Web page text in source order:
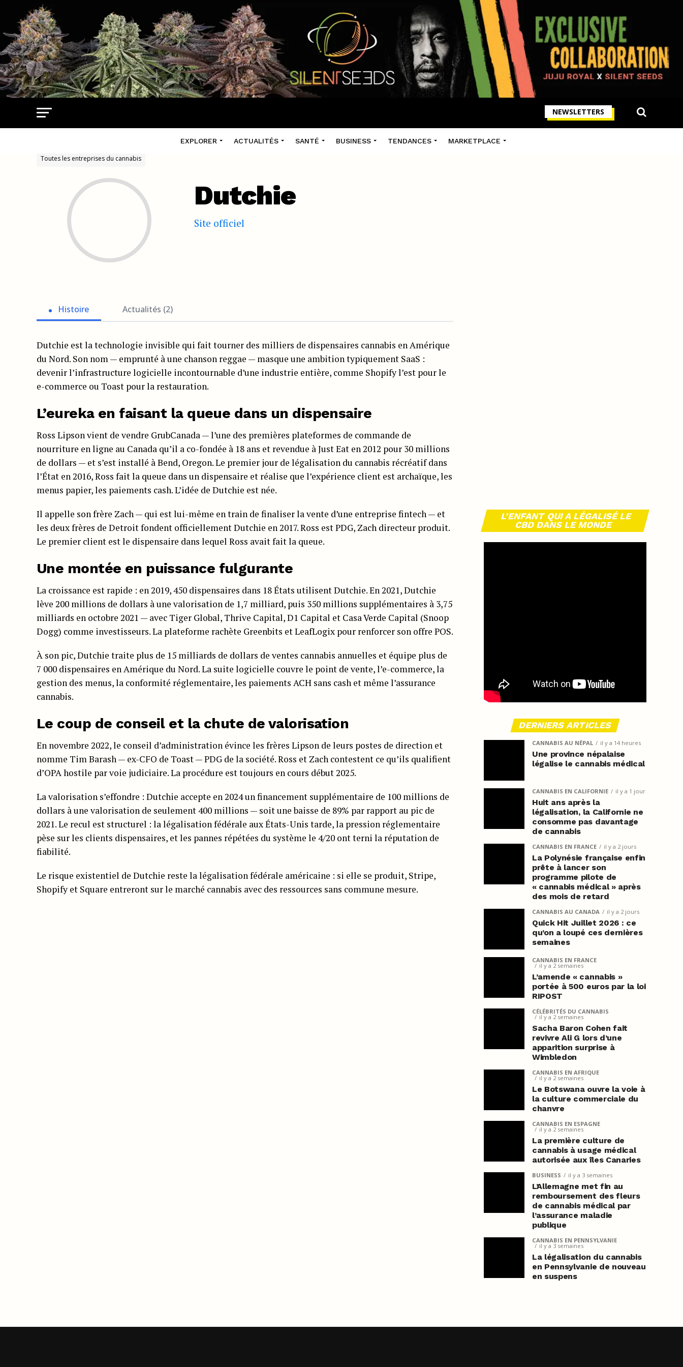
NEWSLETTERS
EXPLORER ACTUALITÉS SANTÉ BUSINESS TENDANCES MARKETPLACE
Toutes les entreprises du cannabis
Dutchie
Site officiel
Histoire Actualités (2)
Dutchie est la technologie invisible qui fait tourner des milliers de dispensaires cannabis en Amérique
du Nord. Son nom — emprunté à une chanson reggae — masque une ambition typiquement SaaS :
devenir l’infrastructure logicielle incontournable d’une industrie entière, comme Shopify l’est pour le
e-commerce ou Toast pour la restauration.
L’eureka en faisant la queue dans un dispensaire
Ross Lipson vient de vendre GrubCanada — l’une des premières plateformes de commande de
nourriture en ligne au Canada qu’il a co-fondée à 18 ans et revendue à Just Eat en 2012 pour 30 millions
de dollars — et s’est installé à Bend, Oregon. Le premier jour de légalisation du cannabis récréatif dans
l’État en 2016, Ross fait la queue dans un dispensaire et réalise que l’expérience client est archaïque, les
menus papier, les paiements cash. L’idée de Dutchie est née.
Il appelle son frère Zach — qui est lui-même en train de finaliser la vente d’une entreprise fintech — et
les deux frères de Detroit fondent officiellement Dutchie en 2017. Ross est PDG, Zach directeur produit.
Le premier client est le dispensaire dans lequel Ross avait fait la queue.
Une montée en puissance fulgurante
La croissance est rapide : en 2019, 450 dispensaires dans 18 États utilisent Dutchie. En 2021, Dutchie
lève 200 millions de dollars à une valorisation de 1,7 milliard, puis 350 millions supplémentaires à 3,75
milliards en octobre 2021 — avec Tiger Global, Thrive Capital, D1 Capital et Casa Verde Capital (Snoop
Dogg) comme investisseurs. La plateforme rachète Greenbits et LeafLogix pour renforcer son offre POS.
À son pic, Dutchie traite plus de 15 milliards de dollars de ventes cannabis annuelles et équipe plus de
7 000 dispensaires en Amérique du Nord. La suite logicielle couvre le point de vente, l’e-commerce, la
gestion des menus, la conformité réglementaire, les paiements ACH sans cash et même l’assurance
cannabis.
Le coup de conseil et la chute de valorisation
En novembre 2022, le conseil d’administration évince les frères Lipson de leurs postes de direction et
nomme Tim Barash — ex-CFO de Toast — PDG de la société. Ross et Zach contestent ce qu’ils qualifient
d’OPA hostile par voie judiciaire. La procédure est toujours en cours début 2025.
La valorisation s’effondre : Dutchie accepte en 2024 un financement supplémentaire de 100 millions de
dollars à une valorisation de seulement 400 millions — soit une baisse de 89% par rapport au pic de
2021. Le recul est structurel : la légalisation fédérale aux États-Unis tarde, la pression réglementaire
pèse sur les clients dispensaires, et les pannes répétées du système le 4/20 ont terni la réputation de
fiabilité.
Le risque existentiel de Dutchie reste la légalisation fédérale américaine : si elle se produit, Stripe,
Shopify et Square entreront sur le marché cannabis avec des ressources sans commune mesure.
L’ENFANT QUI A LÉGALISÉ LE
CBD DANS LE MONDE
DERNIERS ARTICLES
CANNABIS AU NÉPAL il y a 14 heures
Une province népalaise
légalise le cannabis médical
CANNABIS EN CALIFORNIE il y a 1 jour
Huit ans après la
légalisation, la Californie ne
consomme pas davantage
de cannabis
CANNABIS EN FRANCE il y a 2 jours
La Polynésie française enfin
prête à lancer son
programme pilote de
« cannabis médical » après
des mois de retard
CANNABIS AU CANADA il y a 2 jours
Quick Hit Juillet 2026 : ce
qu’on a loupé ces dernières
semaines
CANNABIS EN FRANCE
il y a 2 semaines
L’amende « cannabis »
portée à 500 euros par la loi
RIPOST
CÉLÉBRITÉS DU CANNABIS
il y a 2 semaines
Sacha Baron Cohen fait
revivre Ali G lors d’une
apparition surprise à
Wimbledon
CANNABIS EN AFRIQUE
il y a 2 semaines
Le Botswana ouvre la voie à
la culture commerciale du
chanvre
CANNABIS EN ESPAGNE
il y a 2 semaines
La première culture de
cannabis à usage médical
autorisée aux îles Canaries
BUSINESS il y a 3 semaines
L’Allemagne met fin au
remboursement des fleurs
de cannabis médical par
l’assurance maladie
publique
CANNABIS EN PENNSYLVANIE
il y a 3 semaines
La légalisation du cannabis
en Pennsylvanie de nouveau
en suspens